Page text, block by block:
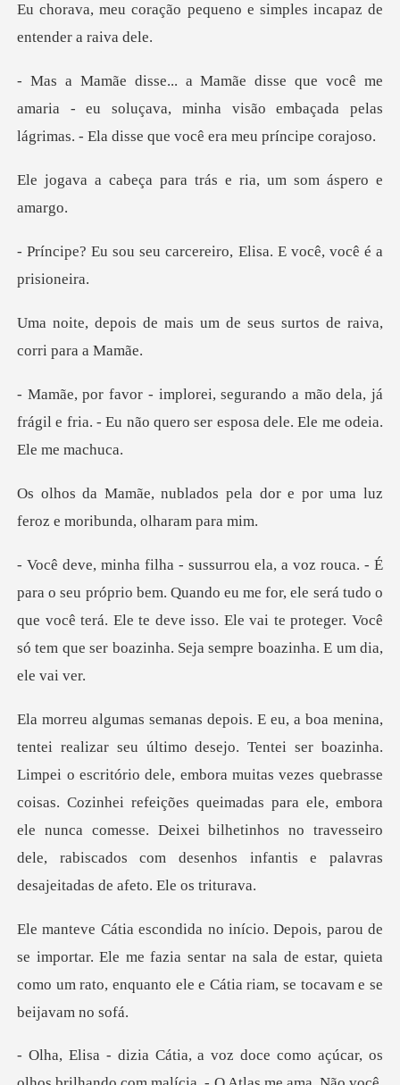
equeno e simples incapaz
aria - eu soluçava, minha visão embaçada pelas
lágr
para trás e ria, um
carcereiro, Elisa. E vo
s um de seus surtos de r
ão dela, já
frágil e fria. - Eu não quero se
ela dor e por uma luz
feroz e
. Quando eu me for, ele será tudo o
que você terá. Ele te deve isso. Ele vai te p
scritório dele, embora muitas vezes quebrasse
coisas. Cozinhei refeições queimadas para ele, embora
ele nunca comesse. De
ortar. Ele me fazia sentar na sala de estar, quieta
como um ra
ar, os